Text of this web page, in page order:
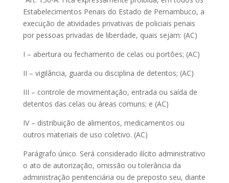
Estabelecimentos Penais do Estado de Pernambuco, a
execução de atividades privativas de policiais penais
por pessoas privadas de liberdade, quais sejam: (AC)
I – abertura ou fechamento de celas ou portões; (AC)
II – vigilância, guarda ou disciplina de detentos; (AC)
III – controle de movimentação, entrada ou saída de
detentos das celas ou áreas comuns; e (AC)
IV – distribuição de alimentos, medicamentos ou
outros materiais de uso coletivo. (AC)
Parágrafo único. Será considerado ilícito administrativo
o ato de autorização, omissão ou tolerância da
administração penitenciária ou de preposto seu, diante